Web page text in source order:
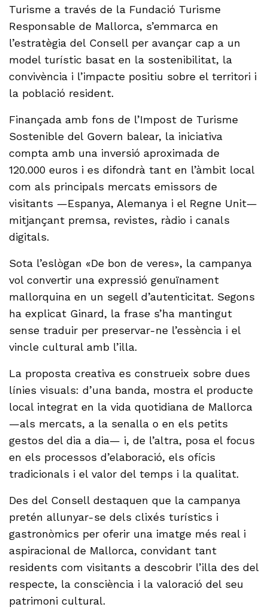
Turisme a través de la Fundació Turisme
Responsable de Mallorca, s’emmarca en
l’estratègia del Consell per avançar cap a un
model turístic basat en la sostenibilitat, la
convivència i l’impacte positiu sobre el territori i
la població resident.
Finançada amb fons de l’Impost de Turisme
Sostenible del Govern balear, la iniciativa
compta amb una inversió aproximada de
120.000 euros i es difondrà tant en l’àmbit local
com als principals mercats emissors de
visitants —Espanya, Alemanya i el Regne Unit—
mitjançant premsa, revistes, ràdio i canals
digitals.
Sota l’eslògan «De bon de veres», la campanya
vol convertir una expressió genuïnament
mallorquina en un segell d’autenticitat. Segons
ha explicat Ginard, la frase s’ha mantingut
sense traduir per preservar-ne l’essència i el
vincle cultural amb l’illa.
La proposta creativa es construeix sobre dues
línies visuals: d’una banda, mostra el producte
local integrat en la vida quotidiana de Mallorca
—als mercats, a la senalla o en els petits
gestos del dia a dia— i, de l’altra, posa el focus
en els processos d’elaboració, els oficis
tradicionals i el valor del temps i la qualitat.
Des del Consell destaquen que la campanya
pretén allunyar-se dels clixés turístics i
gastronòmics per oferir una imatge més real i
aspiracional de Mallorca, convidant tant
residents com visitants a descobrir l’illa des del
respecte, la consciència i la valoració del seu
patrimoni cultural.